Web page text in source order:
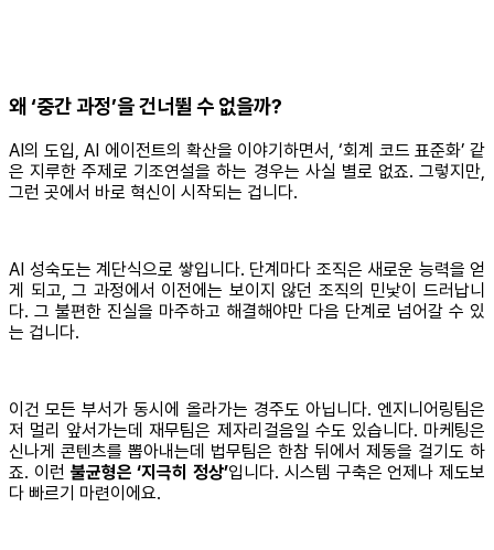
왜 ‘중간 과정’을 건너뛸 수 없을까?
AI의 도입, AI 에이전트의 확산을 이야기하면서, ‘회계 코드 표준화’ 같
은 지루한 주제로 기조연설을 하는 경우는 사실 별로 없죠. 그렇지만,
그런 곳에서 바로 혁신이 시작되는 겁니다.
AI 성숙도는 계단식으로 쌓입니다. 단계마다 조직은 새로운 능력을 얻
게 되고, 그 과정에서 이전에는 보이지 않던 조직의 민낯이 드러납니
다. 그 불편한 진실을 마주하고 해결해야만 다음 단계로 넘어갈 수 있
는 겁니다.
이건 모든 부서가 동시에 올라가는 경주도 아닙니다. 엔지니어링팀은
저 멀리 앞서가는데 재무팀은 제자리걸음일 수도 있습니다. 마케팅은
신나게 콘텐츠를 뽑아내는데 법무팀은 한참 뒤에서 제동을 걸기도 하
죠. 이런 불균형은 ‘지극히 정상’입니다. 시스템 구축은 언제나 제도보
다 빠르기 마련이에요.